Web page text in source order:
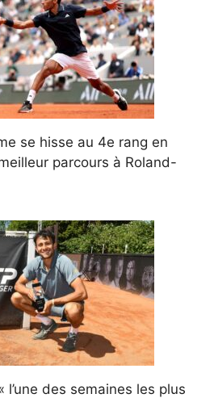
se hisse au 4e rang en
parcours à Roland-
l’une des semaines les plus